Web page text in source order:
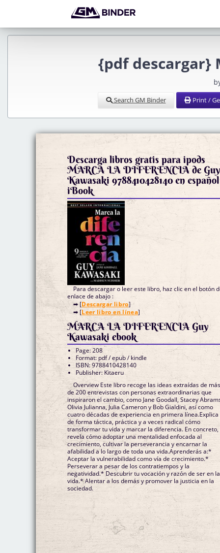
{pdf descargar}
Search GM Binder Print /
Descarga libros gratis para ipods
MARCA LA DIFERENCIA de
Kawasaki 9788410428140 en español
iBook
Para descargar o leer este libro, haz clic en el botón
enlace de abajo :
➡ [Descargar libro]
➡ [Leer libro en línea]
MARCA LA DIFERENCIA Guy
Kawasaki ebook
Page: 208
Format: pdf / epub / kindle
ISBN: 9788410428140
Publisher: Kitaeru
Overview Este libro recoge las ideas extraídas de
de 200 entrevistas con personas extraordinarias que
inspiraron el cambio, como Jane Goodall, Stacey
Olivia Julianna, Julia Cameron y Bob Gialdini, así como
cuatro décadas de experiencia en primera línea.Explica
de forma táctica, práctica y a veces radical cómo
transformar tu vida y marcar la diferencia. En concreto,
revela cómo adoptar una mentalidad enfocada al
crecimiento, cultivar la perseverancia y encarnar la
afabilidad a lo largo de toda una vida.Aprenderás a:*
Aceptar la vulnerabilidad como vía de crecimiento.*
Perseverar a pesar de los contratiempos y la
negatividad.* Descubrir tu vocación y razón de ser en la
vida.* Alentar a los demás y promover la justicia en la
sociedad.